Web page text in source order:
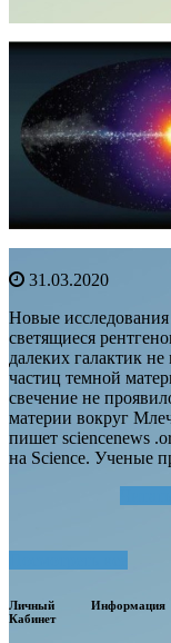
31.03.2020
Новые
светящиеся
далеких галактик
частиц темной
свечение не
материи вокруг
пишет sciencenews
на Science. Ученые
Личный
Кабинет
Информация